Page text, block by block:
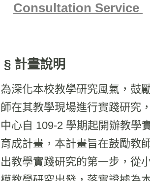
Consultation Service
§ 計畫說明
為深化本校教學研究風氣，鼓
師在其教學現場進行實踐研究
中心自 109-2 學期起開辦教學
育成計畫，本計畫旨在鼓勵教
出教學實踐研究的第一步，從